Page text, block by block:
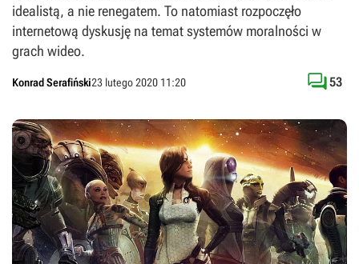
idealistą, a nie renegatem. To natomiast rozpoczęło
internetową dyskusję na temat systemów moralności w
grach wideo.
Konrad Serafiński23 lutego 2020 11:20 53